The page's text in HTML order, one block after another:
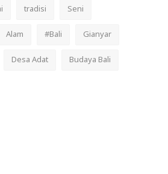
tradisi
Seni
Alam #Bali
Gianyar
Desa Adat
Budaya Bali